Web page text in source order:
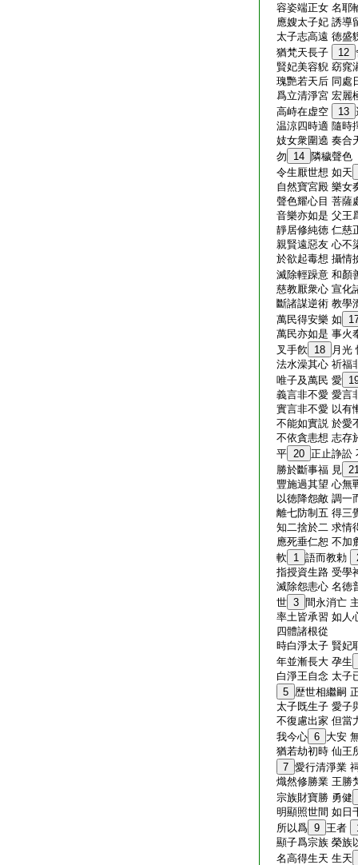
容姿端正女 名耶
應嫂太子妃 誘導
太子志高遠 徳盛
猶梵天長子
12
賢妃美容貎 窈窕
瑰艷若天后 同處
爲立清淨宮 宏麗
高峙在虚空
13
温涼四時適 隨時
妓女衆圍遶 奏合
勿
14 隣穢聲色
令生厭世想 如天
自然寶宮殿 樂女
聲色耀心目 菩薩
音樂亦如是 父王
靜居修純徳 仁慈
親賢遠惡友 心不
於欲起毒想 攝情
滅除輕躁意 和顏
慈教厭衆心 宣化
斷諸謀逆術 教學
萬民得安樂 如
萬民亦如是 事火
叉手飮
18
月光
法水澡其心 祈福
唯子及萬民 愛
義言非不愛 愛言
實言非不愛 以有
不能如實説 於愛
不依貪恚想 志存
平 20 正止諍訟
勝於斷事福 見
豐施過其望 心無
以徳降怨敵 調一
離七防制五 得三
知二捨於二 求情
應死垂仁恕 不加
軟
1 語而教勅
指授資生路 受學
滅除怨恚心 名徳
世 3 間永消亡
率土皆承習 如人
四體諸根從
時白淨太子 賢妃
年並漸長大 孕生
白淨王自念 太子
5 歴世相繼嗣
太子既生子 愛子
不復慮出家 但當
我今心 6 大安
猶若劫初時 仙王
7 愛行清淨業
熾然修勝業 王勝
宗族財寶勝 勇健
明顯照世間 如日
所以爲 9 王者
顯子爲宗族 榮族
名高得生天 生天